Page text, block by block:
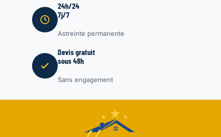
24h/24
7j/7
Astreinte permanente
Devis gratuit
sous 48h
Sans engagement